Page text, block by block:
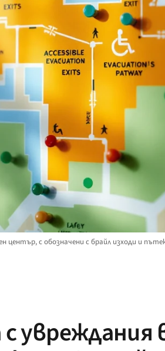
с обозначени с брайл изходи и